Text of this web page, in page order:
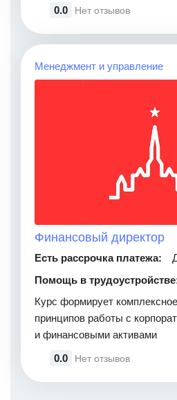
0.0
Нет отзывов
Менеджмент и управление
Финансовый директор
Есть рассрочка платежа:
Помощь в
Курс формирует
принципов работы с
и финансовыми активами
0.0
Нет отзывов